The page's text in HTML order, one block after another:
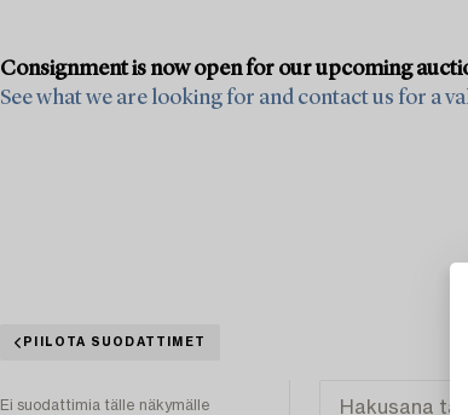
Consignment is now open for our upcoming
See what we are looking for and contact us for a
PIILOTA SUODATTIMET
Ei suodattimia tälle näkymälle